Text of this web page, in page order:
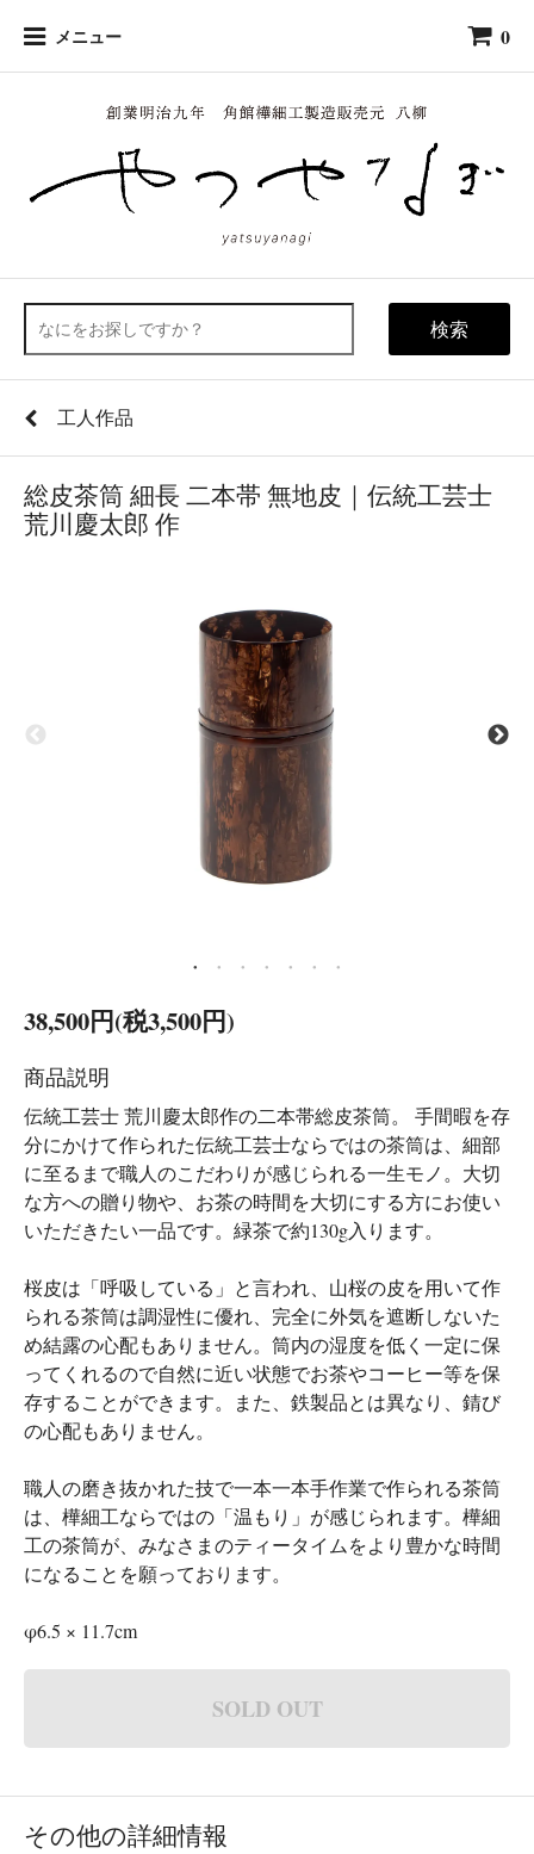
メニュー 0
検索
工人作品
総皮茶筒 細長 二本帯 無地皮｜伝統工芸士
荒川慶太郎 作
38,500円(税3,500円)
商品説明
伝統工芸士 荒川慶太郎作の二本帯総皮茶筒。 手間暇を存
分にかけて作られた伝統工芸士ならではの茶筒は、細部
に至るまで職人のこだわりが感じられる一生モノ。大切
な方への贈り物や、お茶の時間を大切にする方にお使い
いただきたい一品です。緑茶で約130g入ります。
桜皮は「呼吸している」と言われ、山桜の皮を用いて作
られる茶筒は調湿性に優れ、完全に外気を遮断しないた
め結露の心配もありません。筒内の湿度を低く一定に保
ってくれるので自然に近い状態でお茶やコーヒー等を保
存することができます。また、鉄製品とは異なり、錆び
の心配もありません。
職人の磨き抜かれた技で一本一本手作業で作られる茶筒
は、樺細工ならではの「温もり」が感じられます。樺細
工の茶筒が、みなさまのティータイムをより豊かな時間
になることを願っております。
φ6.5 × 11.7cm
SOLD OUT
その他の詳細情報